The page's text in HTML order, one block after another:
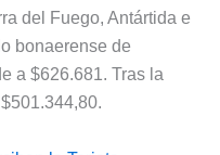
del Fuego, Antártida e
bonaerense de
a $626.681. Tras la